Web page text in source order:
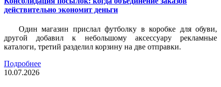
действительно экономит деньги
Один магазин прислал футболку в коробке для обуви,
другой добавил к небольшому аксессуару рекламные
каталоги, третий разделил корзину на две отправки.
Подробнее
10.07.2026